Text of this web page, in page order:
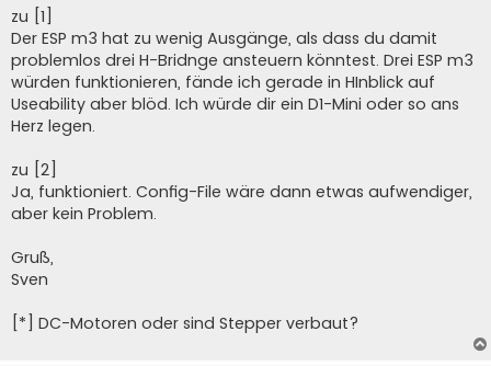
zu [1]
Der ESP m3 hat zu wenig Ausgänge, als dass du damit
problemlos drei H-Bridnge ansteuern könntest. Drei ESP m3
würden funktionieren, fände ich gerade in HInblick auf
Useability aber blöd. Ich würde dir ein D1-Mini oder so ans
Herz legen.
zu [2]
Ja, funktioniert. Config-File wäre dann etwas aufwendiger,
aber kein Problem.
Gruß,
Sven
[*] DC-Motoren oder sind Stepper verbaut?